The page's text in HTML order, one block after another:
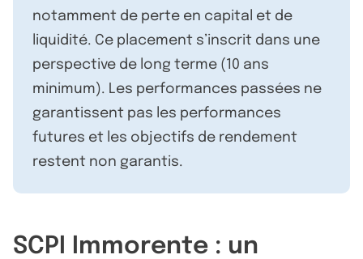
notamment de perte en capital et de
liquidité. Ce placement s’inscrit dans une
perspective de long terme (10 ans
minimum). Les performances passées ne
garantissent pas les performances
futures et les objectifs de rendement
restent non garantis.
SCPI Immorente : un